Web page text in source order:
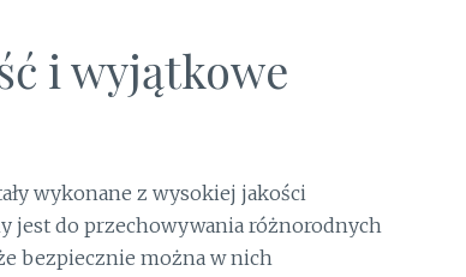
i wyjątkowe
wykonane z wysokiej jakości
jest do przechowywania różnorodnych
bezpiecznie można w nich